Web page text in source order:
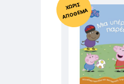
Χ
ΩΡΊΣ
Α
Π
Ό
ΘΕ
ΜΑ